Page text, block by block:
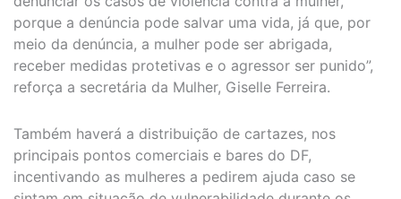
porque a denúncia pode salvar uma vida, já que, por
meio da denúncia, a mulher pode ser abrigada,
receber medidas protetivas e o agressor ser punido”,
reforça a secretária da Mulher, Giselle Ferreira.
Também haverá a distribuição de cartazes, nos
principais pontos comerciais e bares do DF,
incentivando as mulheres a pedirem ajuda caso se